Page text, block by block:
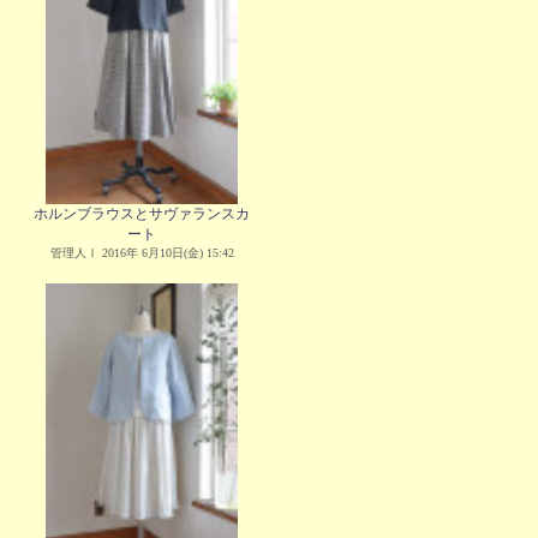
ホルンブラウスとサヴァランスカ
ート
管理人Ｉ 2016年 6月10日(金) 15:42